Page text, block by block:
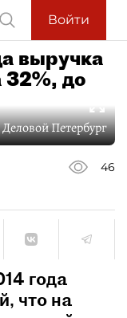
Войти
выручка
32%, до
Деловой Петербург
46
года
что на